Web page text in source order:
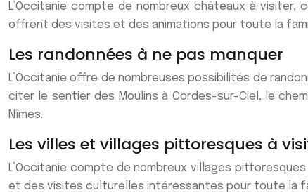
L’Occitanie compte de nombreux châteaux à
offrent des visites et des animations pour toute la
Les randonnées à ne pas manquer
L’Occitanie offre de nombreuses possibilités de
citer le sentier des Moulins à Cordes-sur-Ciel, le
Nîmes.
Les villes et villages pittoresques à
L’Occitanie compte de nombreux villages
et des visites culturelles intéressantes pour toute la